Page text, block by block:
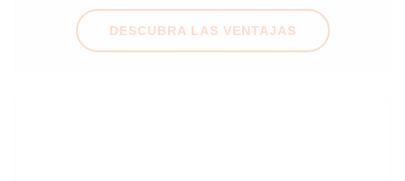
DESCUBRA LAS VENTAJAS